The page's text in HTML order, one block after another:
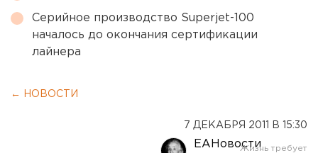
Серийное производство Superjet-100
началось до окончания сертификации
лайнера
← НОВОСТИ
7 ДЕКАБРЯ 2011 В 15:30
ЕАНовости